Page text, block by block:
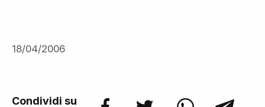
18/04/2006
Condividi su